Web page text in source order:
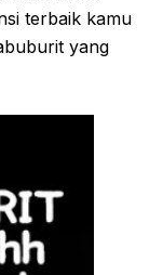
terbaik kamu
yang